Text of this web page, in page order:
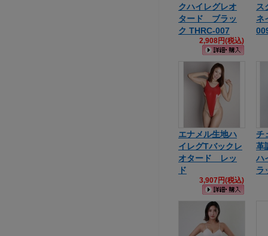
クハイレグレオ
タード ブラッ
ク THRC-007
2,908円(税込)
ネ
エナメル生地ハ
イレグTバックレ
オタード レッ
ド
3,907円(税込)
チ
革
ハ
ラ